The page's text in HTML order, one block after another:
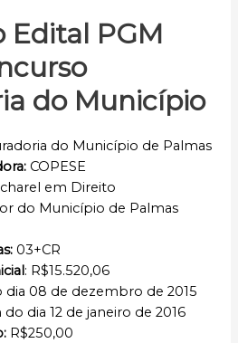
Edital PGM
do Município
do Município de Palmas
COPESE
em Direito
do Município de Palmas
03+CR
: R$15.520,06
dia 08 de dezembro de 2015
dia 12 de janeiro de 2016
R$250,00